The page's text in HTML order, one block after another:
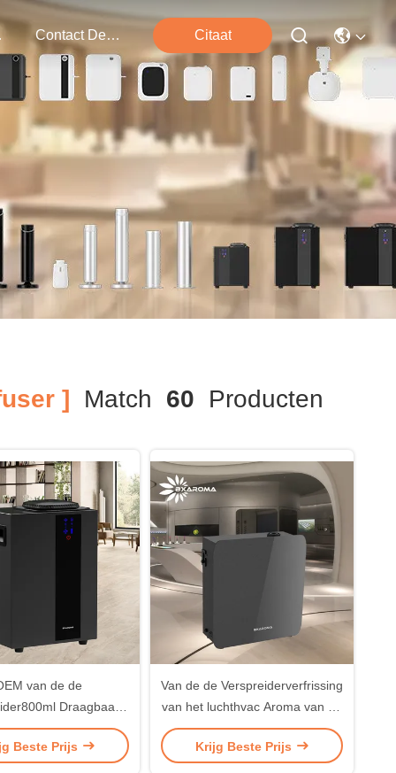
Contact De V.s. Citaat
] Match 60 Producten
van de de
Draagbaar
de Luxegeur de
Beste Prijs
Van de de Verspreiderverfrissing
van het luchthvac Aroma van de
de Oliegeur Commerciële de
Verspreidermachine
Krijg Beste Prijs